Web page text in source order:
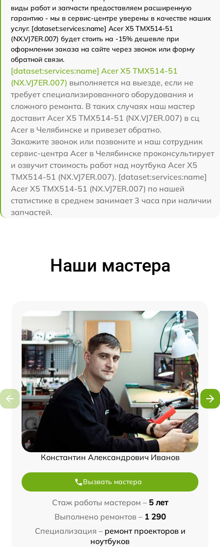
виды работ и запчасти предоставляем расширенную
гарантию - мы в сервис-центре уверены в качестве наших
услуг. [dataset:services:name] Acer X5 TMX514-51
(NX.VJ7ER.007) будет стоить на -15% дешевле при
оформлении заказа на сайте через звонок или форму
обратной связи.
[dataset:services:name] Acer X5 TMX514-51
(NX.VJ7ER.007) выполняется на выезде, если не
требует специализированного оборудования и
сложного ремонта. В таких случаях наш мастер
доставит Acer X5 TMX514-51 (NX.VJ7ER.007) в сц
Acer в Челябинске и привезет обратно.
Закажите звонок или позвоните и наш сотрудник
сервис-центра Acer в Челябинске проконсультирует
и озвучит стоимость работ над ноутбука Acer X5
TMX514-51 (NX.VJ7ER.007). [dataset:services:name]
Acer X5 TMX514-51 (NX.VJ7ER.007) по нашей
статистике в среднем занимает 3 часа при наличии
запчастей.
Наши мастера
Константин Александрович Иванов
Вызвать мастера
Стаж работы мастером – 5 лет
Выполнено ремонтов – 1 290
Специализация – ремонт проекторов и
ноутбуков